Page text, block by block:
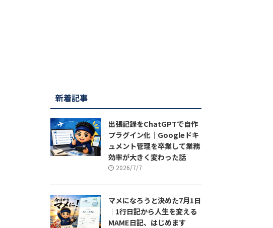
新着記事
出張記録をChatGPTで自作
プラグイン化｜Googleドキ
ュメント管理を卒業して業務
効率が大きく変わった話
2026/7/7
マメになろうと決めた7月1日
｜1行日記から人生を変える
MAME日記、はじめます